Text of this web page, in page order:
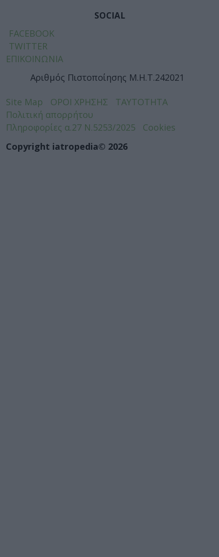
SOCIAL
FACEBOOK
TWITTER
ΕΠΙΚΟΙΝΩΝΙΑ
Αριθμός Πιστοποίησης Μ.Η.Τ.242021
Site Map ΟΡΟΙ ΧΡΗΣΗΣ
ΤΑΥΤΟΤΗΤΑ
Πολιτική απορρήτου
Πληροφορίες α.27 Ν.5253/2025
Cookies
Copyright iatropedia© 2026